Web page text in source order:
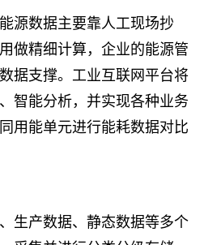
源数据主要靠人工现场抄
做精细计算，企业的能源管
据支撑。工业互联网平台将
智能分析，并实现各种业务
用能单元进行能耗数据对比
生产数据、静态数据等多个